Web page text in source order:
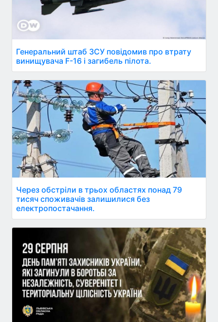
Генеральний штаб ЗСУ повідомив про втрату
винищувача F-16 і загибель пілота.
Через обстріли в трьох областях понад 79
тисяч споживачів залишилися без
електропостачання.